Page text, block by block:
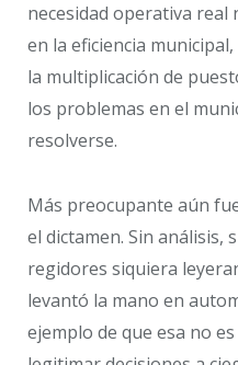
necesidad operativa
en la eficiencia
la multiplicación de
los problemas en el
resolverse.
Más preocupante aún
el dictamen. Sin análisis,
regidores siquiera
levantó la mano en
ejemplo de que esa no